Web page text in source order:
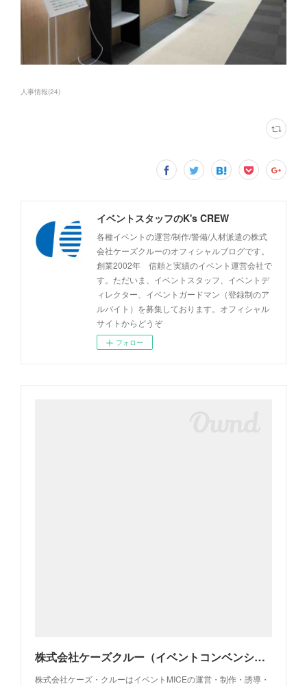
人事情報(24)
イベントスタッフのK's CREW
各種イベントの運営/制作/警備/人材派遣の株式
会社ケーズクルーのオフィシャルブログです。
創業2002年 信頼と実績のイベント運営会社で
す。ただいま、イベントスタッフ、イベントデ
ィレクター、イベントガードマン（登録制のア
ルバイト）を募集しております。オフィシャル
サイトからどうぞ
フォロー
株式会社ケーズクルー（イベントコンベンションの運営・制作・警備・人材派遣・事務局代行・アルバイト求人・イベントバイト）
株式会社ケーズ・クルーはイベントMICEの運営・制作・誘導・